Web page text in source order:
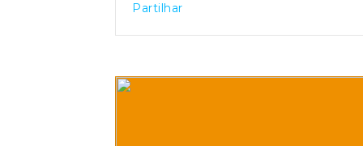
Partilhar